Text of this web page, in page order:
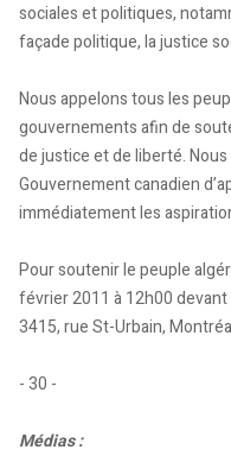
sociales et politiques,
façade politique, la justice
Nous appelons tous les
gouvernements afin de
de justice et de liberté.
Gouvernement canadien
immédiatement les
Pour soutenir le peuple
février 2011 à 12h00
3415, rue St-Urbain,
- 30 -
Médias :